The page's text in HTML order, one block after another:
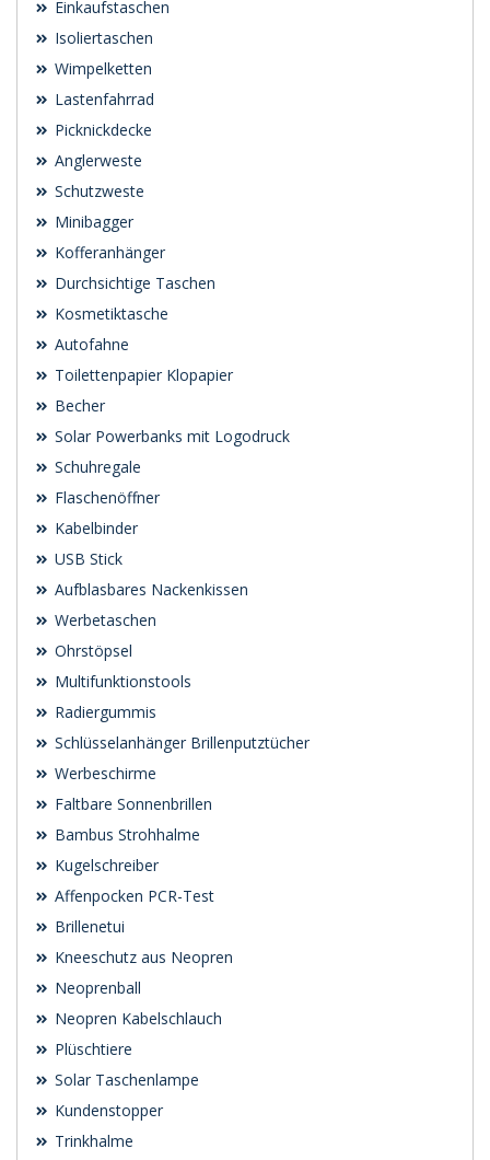
Einkaufstaschen
Isoliertaschen
Wimpelketten
Lastenfahrrad
Picknickdecke
Anglerweste
Schutzweste
Minibagger
Kofferanhänger
Durchsichtige Taschen
Kosmetiktasche
Autofahne
Toilettenpapier Klopapier
Becher
Solar Powerbanks mit Logodruck
Schuhregale
Flaschenöffner
Kabelbinder
USB Stick
Aufblasbares Nackenkissen
Werbetaschen
Ohrstöpsel
Multifunktionstools
Radiergummis
Schlüsselanhänger Brillenputztücher
Werbeschirme
Faltbare Sonnenbrillen
Bambus Strohhalme
Kugelschreiber
Affenpocken PCR-Test
Brillenetui
Kneeschutz aus Neopren
Neoprenball
Neopren Kabelschlauch
Plüschtiere
Solar Taschenlampe
Kundenstopper
Trinkhalme